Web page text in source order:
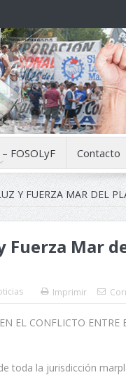
FOSOLyF Contacto
Y FUERZA MAR DEL
Mar
Imprimir
EL CONFLICTO ENTRE
toda la jurisdicción